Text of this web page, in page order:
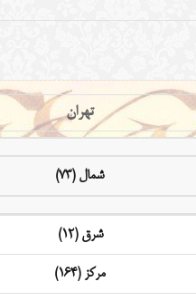
تهران
شمال (73)
شرق (12)
مرکز (164)